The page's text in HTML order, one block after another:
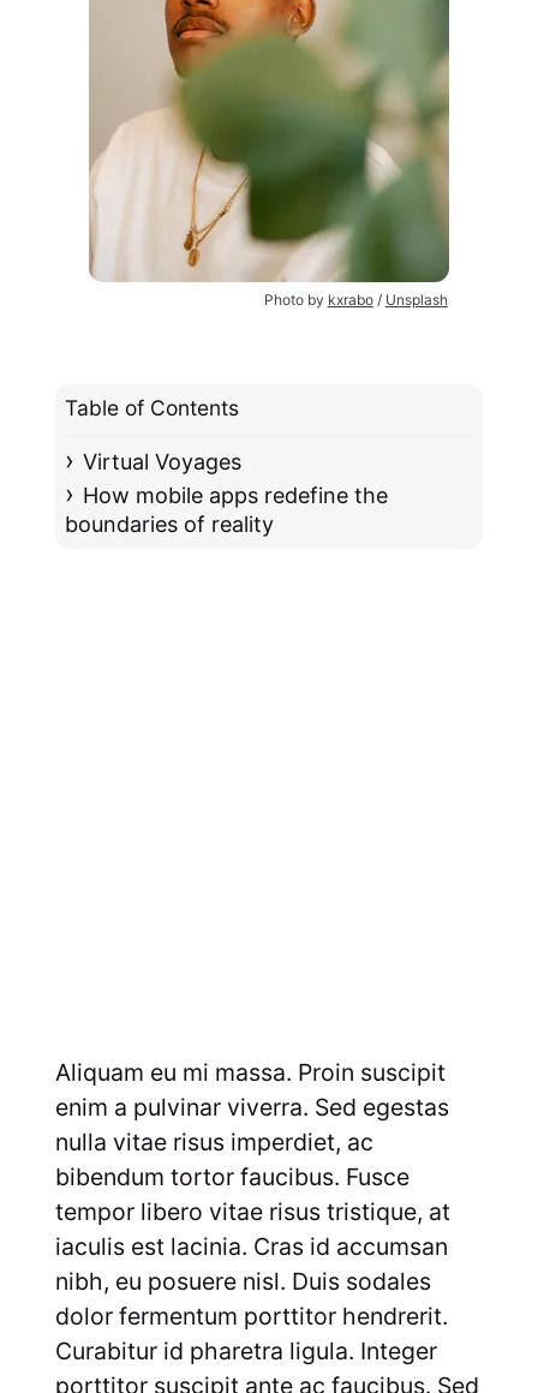
Photo by kxrabo / Unsplash
Table of Contents
Virtual Voyages
How mobile apps redefine the
boundaries of reality
Aliquam eu mi massa. Proin suscipit
enim a pulvinar viverra. Sed egestas
nulla vitae risus imperdiet, ac
bibendum tortor faucibus. Fusce
tempor libero vitae risus tristique, at
iaculis est lacinia. Cras id accumsan
nibh, eu posuere nisl. Duis sodales
dolor fermentum porttitor hendrerit.
Curabitur id pharetra ligula. Integer
porttitor suscipit ante ac faucibus. Sed